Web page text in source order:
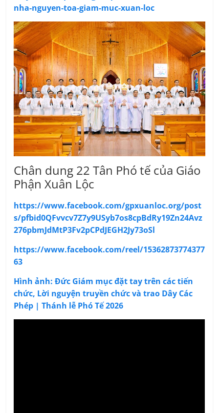
nha-nguyen-toa-giam-muc-xuan-loc
Chân dung 22 Tân Phó tế của Giáo
Phận Xuân Lộc
https://www.facebook.com/gpxuanloc.org/post
s/pfbid0QFvvcv7Z7y9USyb7os8cpBdRy19Zn24Avz
276pbmJdMtP3Fv2pCPdJEGH2Jy73oSl
https://www.facebook.com/reel/15362873774377
63
Hình ảnh: Đức Giám mục đặt tay trên các tiến
chức, Lời nguyện truyền chức và trao Dây Các
Phép | Thánh lễ Phó Tế 2026